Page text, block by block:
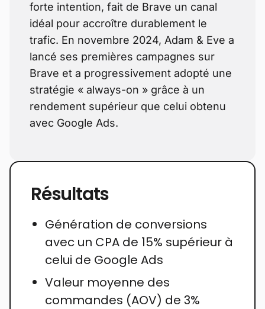
forte intention, fait de Brave un canal
idéal pour accroître durablement le
trafic. En novembre 2024, Adam & Eve a
lancé ses premières campagnes sur
Brave et a progressivement adopté une
stratégie « always-on » grâce à un
rendement supérieur que celui obtenu
avec Google Ads.
Résultats
Génération de conversions
avec un CPA de 15% supérieur à
celui de Google Ads
Valeur moyenne des
commandes (AOV) de 3%